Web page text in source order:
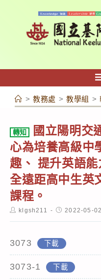
容
> 教務處 > 教學組 >
轉知
國立陽明交
心為培養高級中
趣、 提升英語
全遠距高中生英
課程。
Postklgsh211
Post2022-05-02
3073 下載
3073-1 下載